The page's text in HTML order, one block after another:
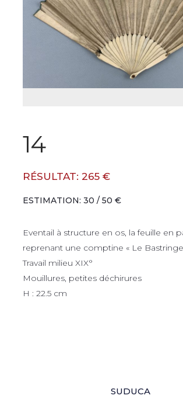
14
RÉSULTAT: 265 €
ESTIMATION: 30 / 50 €
Eventail à structure en os, la feuille en
reprenant une comptine « Le
Travail milieu XIX°
Mouillures, petites déchirures
H : 22.5 cm
SUDUCA